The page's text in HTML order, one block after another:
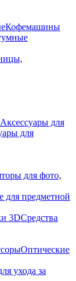
Кофемашины
Аксессуары для
для
для фото,
для предметной
3DСредства
Оптические
ухода за